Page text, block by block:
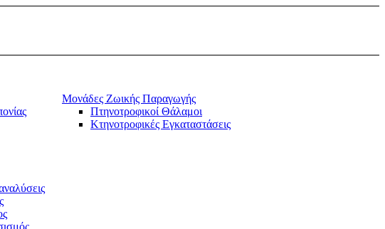
Μονάδες Ζωικής Παραγωγής
Πτηνοτροφικοί Θάλαμοι
Κτηνοτροφικές Εγκαταστάσεις